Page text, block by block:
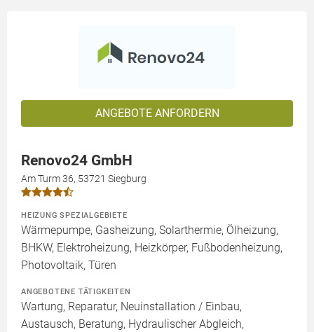
ANGEBOTE ANFORDERN
Renovo24 GmbH
Am Turm 36, 53721 Siegburg
HEIZUNG SPEZIALGEBIETE
Wärmepumpe, Gasheizung, Solarthermie, Ölheizung,
BHKW, Elektroheizung, Heizkörper, Fußbodenheizung,
Photovoltaik, Türen
ANGEBOTENE TÄTIGKEITEN
Wartung, Reparatur, Neuinstallation / Einbau,
Austausch, Beratung, Hydraulischer Abgleich,